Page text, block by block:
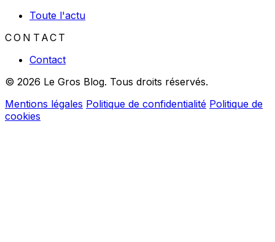
Toute l'actu
CONTACT
Contact
© 2026 Le Gros Blog. Tous droits réservés.
Mentions légales Politique de confidentialité Politique de
cookies